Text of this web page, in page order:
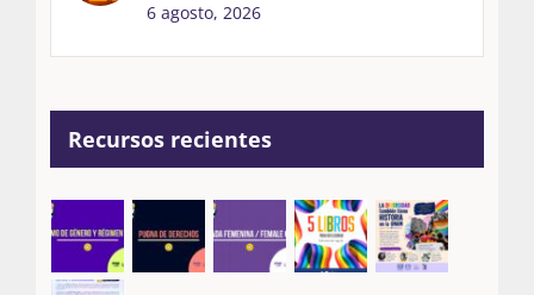
6 agosto, 2026
Recursos recientes